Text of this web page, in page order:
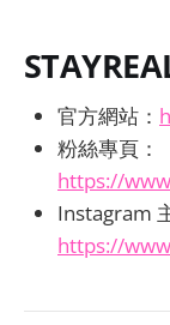
官方網站：
粉絲專頁：
https://
Instagram
https://